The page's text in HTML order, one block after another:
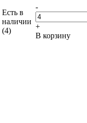
Есть в
наличии
(4)
-
+
В корзину